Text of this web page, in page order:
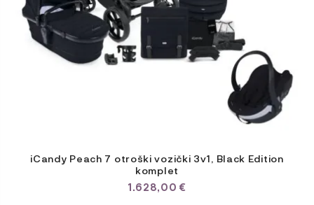
iCandy Peach 7 otroški vozički 3v1, Black Edition
komplet
1.628,00€